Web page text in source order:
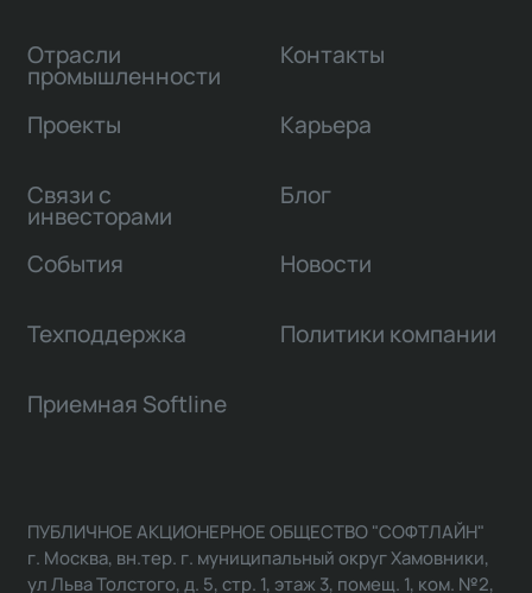
Отрасли
промышленности
Проекты
Связи с
инвесторами
Контакты
Карьера
Блог
События Новости
Техподдержка Политики компании
Приемная Softline
ПУБЛИЧНОЕ АКЦИОНЕРНОЕ ОБЩЕСТВО "СОФТЛАЙН"
г. Москва, вн.тер. г. муниципальный округ Хамовники,
ул Льва Толстого, д. 5, стр. 1, этаж 3, помещ. 1, ком. №2,